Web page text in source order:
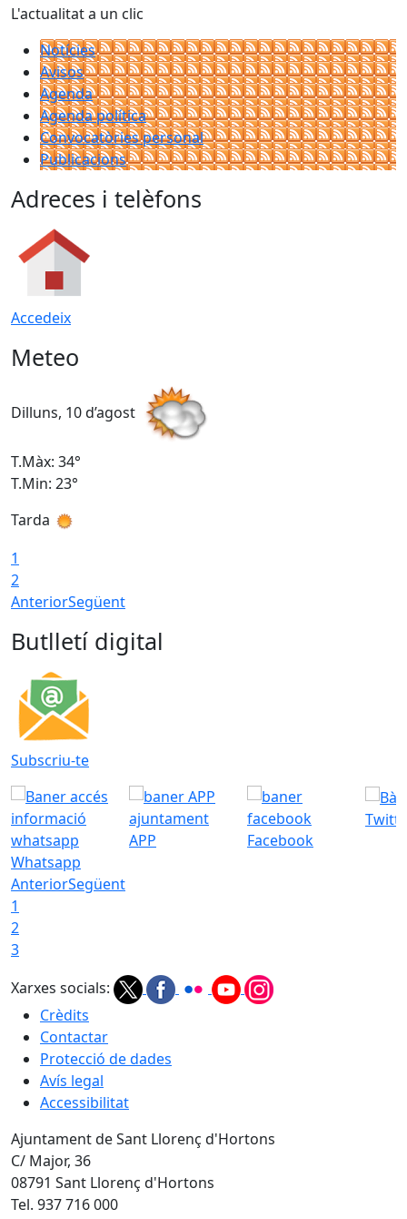
L'actualitat a un clic
Notícies
Avisos
Agenda
Agenda política
Convocatòries personal
Publicacions
Adreces i telèfons
Accedeix
Meteo
Dilluns, 10 d’agost
T.Màx: 34°
T.Min: 23°
Tarda
1
2
AnteriorSegüent
Butlletí digital
Subscriu-te
Whatsapp
APP Facebook
AnteriorSegüent
1
2
3
Xarxes socials:
Crèdits
Contactar
Protecció de dades
Avís legal
Accessibilitat
Ajuntament de Sant Llorenç d'Hortons
C/ Major, 36
08791 Sant Llorenç d'Hortons
Tel. 937 716 000